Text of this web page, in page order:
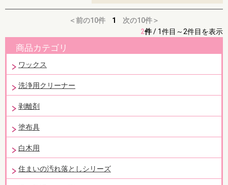
＜前の10件 1
次の10件＞
2件/ 1件目～2件目を表示
商品カテゴリ
ワックス
洗浄用クリーナー
剥離剤
塗布具
白木用
住まいの汚れ落としシリーズ